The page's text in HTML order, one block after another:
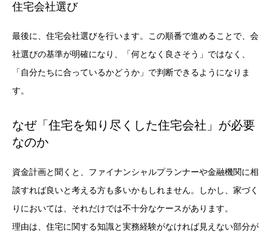
住宅会社選び
最後に、住宅会社選びを行います。この順番で進めることで、会
社選びの基準が明確になり、「何となく良さそう」ではなく、
「自分たちに合っているかどうか」で判断できるようになりま
す。
なぜ「住宅を知り尽くした住宅会社」が必要
なのか
資金計画と聞くと、ファイナンシャルプランナーや金融機関に相
談すれば良いと考える方も多いかもしれません。しかし、家づく
りにおいては、それだけでは不十分なケースがあります。
理由は、住宅に関する知識と実務経験がなければ見えない部分が